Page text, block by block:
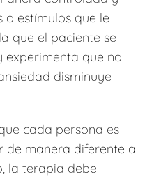
o estímulos que le
que el paciente se
experimenta que no
disminuye
cada persona es
de manera diferente a
la terapia debe